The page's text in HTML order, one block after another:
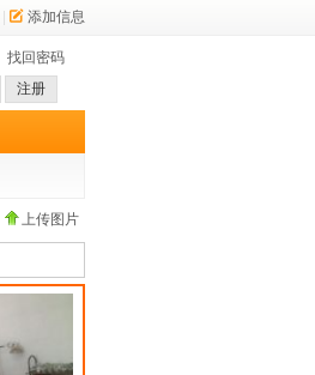
添加信息
找回密码
注册
上传图片